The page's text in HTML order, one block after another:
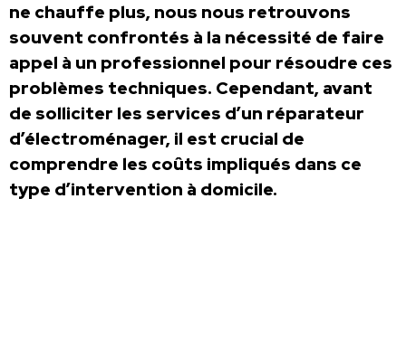
ne chauffe plus, nous nous retrouvons
souvent confrontés à la nécessité de faire
appel à un professionnel pour résoudre ces
problèmes techniques. Cependant, avant
de solliciter les services d’un réparateur
d’électroménager, il est crucial de
comprendre les coûts impliqués dans ce
type d’intervention à domicile.